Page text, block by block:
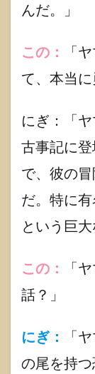
んだ。」
この：
「
て、本当に
にぎ：「
古事記に
で、彼の
だ。特に
という巨
この：
「
話？」
にぎ：
「
の尾を持